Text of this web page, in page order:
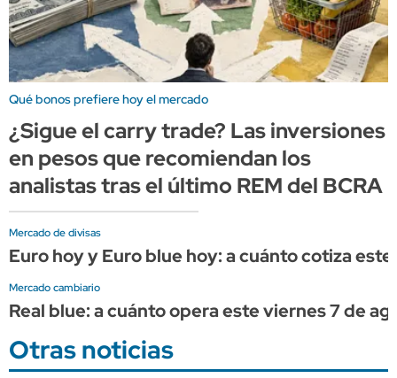
Qué bonos prefiere hoy el mercado
¿Sigue el carry trade? Las inversiones
en pesos que recomiendan los
analistas tras el último REM del BCRA
Mercado de divisas
Euro hoy y Euro blue hoy: a cuánto cotiza
Mercado cambiario
Real blue: a cuánto opera este viernes 7 de
Otras noticias